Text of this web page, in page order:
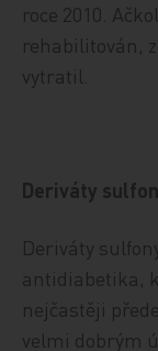
roce 2010.
rehabilitován,
vytratil.
Deriváty
Deriváty
antidiabetika,
nejčastěji
velmi dobrým